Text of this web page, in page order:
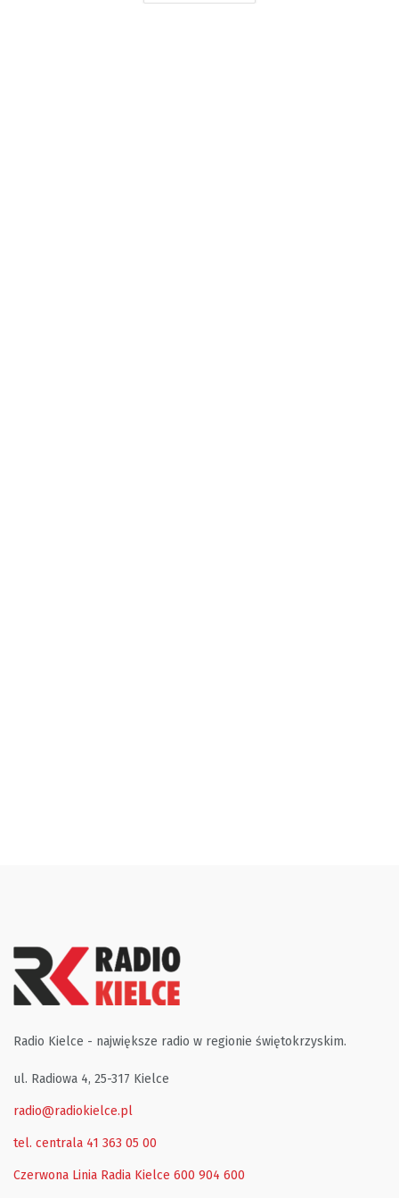
Radio Kielce - największe radio w regionie świętokrzyskim.
ul. Radiowa 4, 25-317 Kielce
radio@radiokielce.pl
tel. centrala 41 363 05 00
Czerwona Linia Radia Kielce 600 904 600